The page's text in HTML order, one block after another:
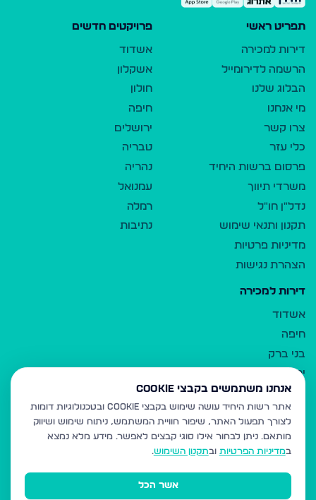
תפריט ראשי
דירות למכירה
הרשמה לדירומייל
הבלוג שלנו
מי אנחנו
צרו קשר
כלי עזר
פרסום ברשות היחיד
משרדי תיווך
נדל"ן חו"ל
תקנון ותנאי שימוש
מדיניות פרטיות
הצהרת נגישות
פרויקטים חדשים
אשדוד
אשקלון
חולון
חיפה
ירושלים
טבריה
נהריה
עמנואל
רמלה
נתיבות
דירות למכירה
אשדוד
חיפה
בני ברק
ירושלים
אלעד
גבעת זאב
בית שמש
רכסים
מודיעין עילית
אנחנו משתמשים בקבצי Cookie
אתר רשות היחיד עושה שימוש בקבצי Cookie ובטכנולוגיות דומות
לצורך תפעול האתר, שיפור חוויית המשתמש, ניתוח שימוש ושיווק
מותאם. ניתן לבחור אילו סוגי קבצים לאפשר. מידע מלא נמצא
במדיניות הפרטיות ובתקנון השימוש.
אשר הכל